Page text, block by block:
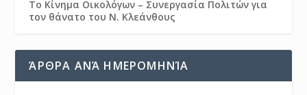
Το Κίνημα Οικολόγων – Συνεργασία Πολιτών για
τον θάνατο του Ν. Κλεάνθους
ΆΡΘΡΑ ΑΝΆ ΗΜΕΡΟΜΗΝΊΑ